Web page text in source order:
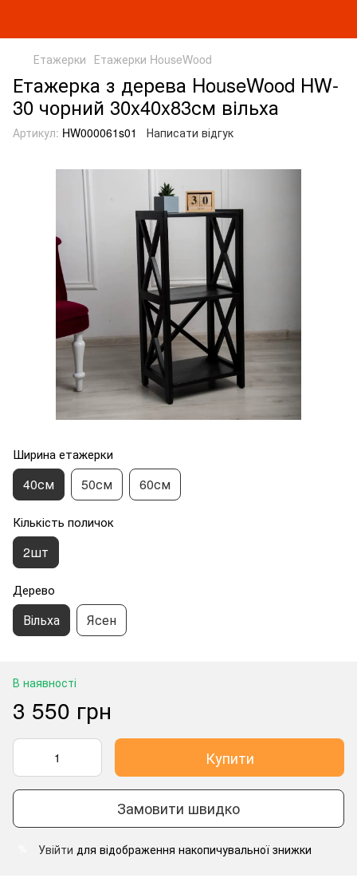
Етажерки Етажерки HouseWood
Етажерка з дерева HouseWood HW-
30 чорний 30x40x83см вільха
Артикул: HW000061s01 Написати відгук
Ширина етажерки
40см 50см 60см
Кількість поличок
2шт
Дерево
Вільха Ясен
В наявності
3 550 грн
Купити
Замовити швидко
Увійти для відображення накопичувальної знижки